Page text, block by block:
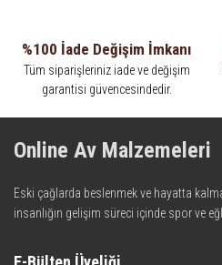
%100 İade Değişim İmkanı
Tüm siparişleriniz iade ve değişim
garantisi güvencesindedir.
Online Av Malzemeleri
Eski çağlarda beslenmek ve hayatta
insanlığın gelişim süreci içinde spor ve
teknolojinin dokunuşuyla av